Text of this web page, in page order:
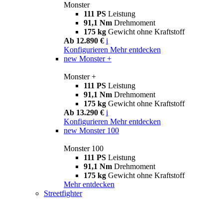
Monster
111 PS Leistung
91,1 Nm Drehmoment
175 kg Gewicht ohne Kraftstoff
Ab 12.890 € i
Konfigurieren Mehr entdecken
new Monster +
Monster +
111 PS Leistung
91,1 Nm Drehmoment
175 kg Gewicht ohne Kraftstoff
Ab 13.290 € i
Konfigurieren Mehr entdecken
new Monster 100
Monster 100
111 PS Leistung
91,1 Nm Drehmoment
175 kg Gewicht ohne Kraftstoff
Mehr entdecken
Streetfighter